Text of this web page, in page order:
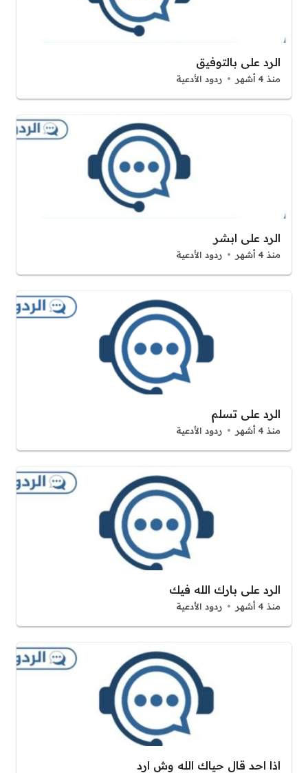
الرد على بالتوفيق
منذ 4 أشهر ردود الأدعية
الرد على ابشر
منذ 4 أشهر ردود الأدعية
الرد على تسلم
منذ 4 أشهر ردود الأدعية
الرد على بارك الله فيك
منذ 4 أشهر ردود الأدعية
اذا احد قال حياك الله وش ارد